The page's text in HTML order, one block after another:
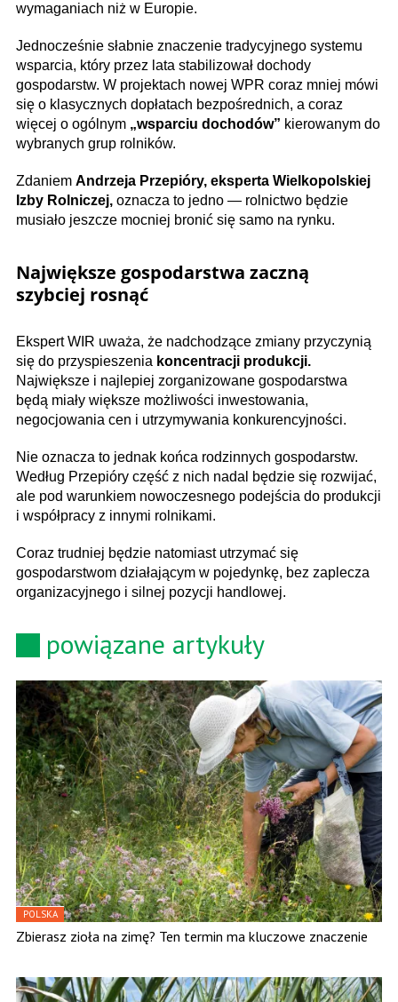
wymaganiach niż w Europie.
Jednocześnie słabnie znaczenie tradycyjnego systemu
wsparcia, który przez lata stabilizował dochody
gospodarstw. W projektach nowej WPR coraz mniej mówi
się o klasycznych dopłatach bezpośrednich, a coraz
więcej o ogólnym „wsparciu dochodów” kierowanym do
wybranych grup rolników.
Zdaniem Andrzeja Przepióry, eksperta Wielkopolskiej
Izby Rolniczej, oznacza to jedno — rolnictwo będzie
musiało jeszcze mocniej bronić się samo na rynku.
Największe gospodarstwa zaczną
szybciej rosnąć
Ekspert WIR uważa, że nadchodzące zmiany przyczynią
się do przyspieszenia koncentracji produkcji.
Największe i najlepiej zorganizowane gospodarstwa
będą miały większe możliwości inwestowania,
negocjowania cen i utrzymywania konkurencyjności.
Nie oznacza to jednak końca rodzinnych gospodarstw.
Według Przepióry część z nich nadal będzie się rozwijać,
ale pod warunkiem nowoczesnego podejścia do produkcji
i współpracy z innymi rolnikami.
Coraz trudniej będzie natomiast utrzymać się
gospodarstwom działającym w pojedynkę, bez zaplecza
organizacyjnego i silnej pozycji handlowej.
powiązane artykuły
POLSKA
Zbierasz zioła na zimę? Ten termin ma kluczowe znaczenie